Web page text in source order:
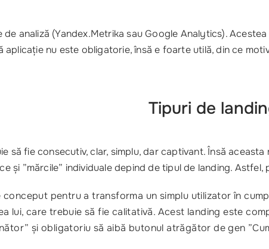
de analiză (Yandex.Metrika sau Google Analytics).
aplicație nu este obligatorie, însă e foarte utilă, din ce
Tipuri de
să fie consecutiv, clar, simplu, dar captivant. Însă
și ”mărcile” individuale depind de tipul de landing.
conceput pentru a transforma un simplu utilizator în
lui, care trebuie să fie calitativă. Acest landing este
și obligatoriu să aibă butonul atrăgător de gen